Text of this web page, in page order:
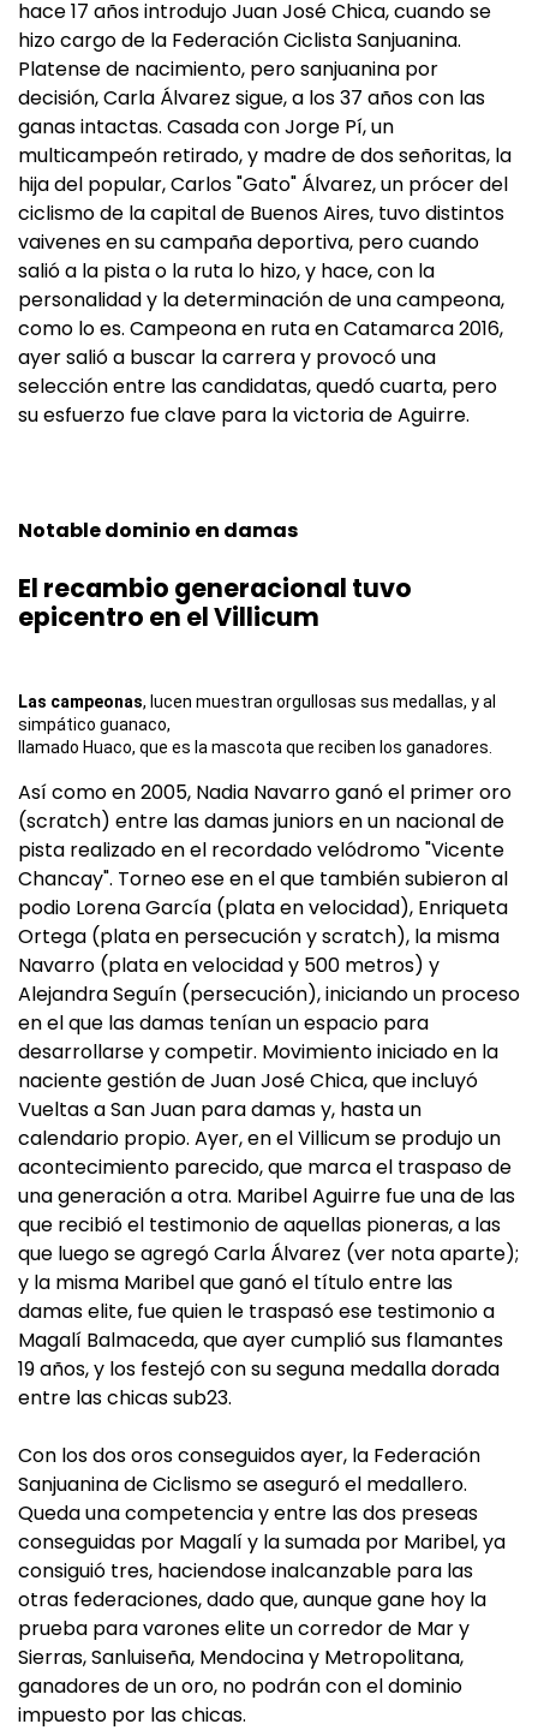
hace 17 años introdujo Juan José Chica, cuando se
hizo cargo de la Federación Ciclista Sanjuanina.
Platense de nacimiento, pero sanjuanina por
decisión, Carla Álvarez sigue, a los 37 años con las
ganas intactas. Casada con Jorge Pí, un
multicampeón retirado, y madre de dos señoritas, la
hija del popular, Carlos "Gato" Álvarez, un prócer del
ciclismo de la capital de Buenos Aires, tuvo distintos
vaivenes en su campaña deportiva, pero cuando
salió a la pista o la ruta lo hizo, y hace, con la
personalidad y la determinación de una campeona,
como lo es. Campeona en ruta en Catamarca 2016,
ayer salió a buscar la carrera y provocó una
selección entre las candidatas, quedó cuarta, pero
su esfuerzo fue clave para la victoria de Aguirre.
Notable dominio en damas
El recambio generacional tuvo
epicentro en el Villicum
Las campeonas, lucen muestran orgullosas sus medallas, y al
simpático guanaco,
llamado Huaco, que es la mascota que reciben los ganadores.
Así como en 2005, Nadia Navarro ganó el primer oro
(scratch) entre las damas juniors en un nacional de
pista realizado en el recordado velódromo "Vicente
Chancay". Torneo ese en el que también subieron al
podio Lorena García (plata en velocidad), Enriqueta
Ortega (plata en persecución y scratch), la misma
Navarro (plata en velocidad y 500 metros) y
Alejandra Seguín (persecución), iniciando un proceso
en el que las damas tenían un espacio para
desarrollarse y competir. Movimiento iniciado en la
naciente gestión de Juan José Chica, que incluyó
Vueltas a San Juan para damas y, hasta un
calendario propio. Ayer, en el Villicum se produjo un
acontecimiento parecido, que marca el traspaso de
una generación a otra. Maribel Aguirre fue una de las
que recibió el testimonio de aquellas pioneras, a las
que luego se agregó Carla Álvarez (ver nota aparte);
y la misma Maribel que ganó el título entre las
damas elite, fue quien le traspasó ese testimonio a
Magalí Balmaceda, que ayer cumplió sus flamantes
19 años, y los festejó con su seguna medalla dorada
entre las chicas sub23.
Con los dos oros conseguidos ayer, la Federación
Sanjuanina de Ciclismo se aseguró el medallero.
Queda una competencia y entre las dos preseas
conseguidas por Magalí y la sumada por Maribel, ya
consiguió tres, haciendose inalcanzable para las
otras federaciones, dado que, aunque gane hoy la
prueba para varones elite un corredor de Mar y
Sierras, Sanluiseña, Mendocina y Metropolitana,
ganadores de un oro, no podrán con el dominio
impuesto por las chicas.